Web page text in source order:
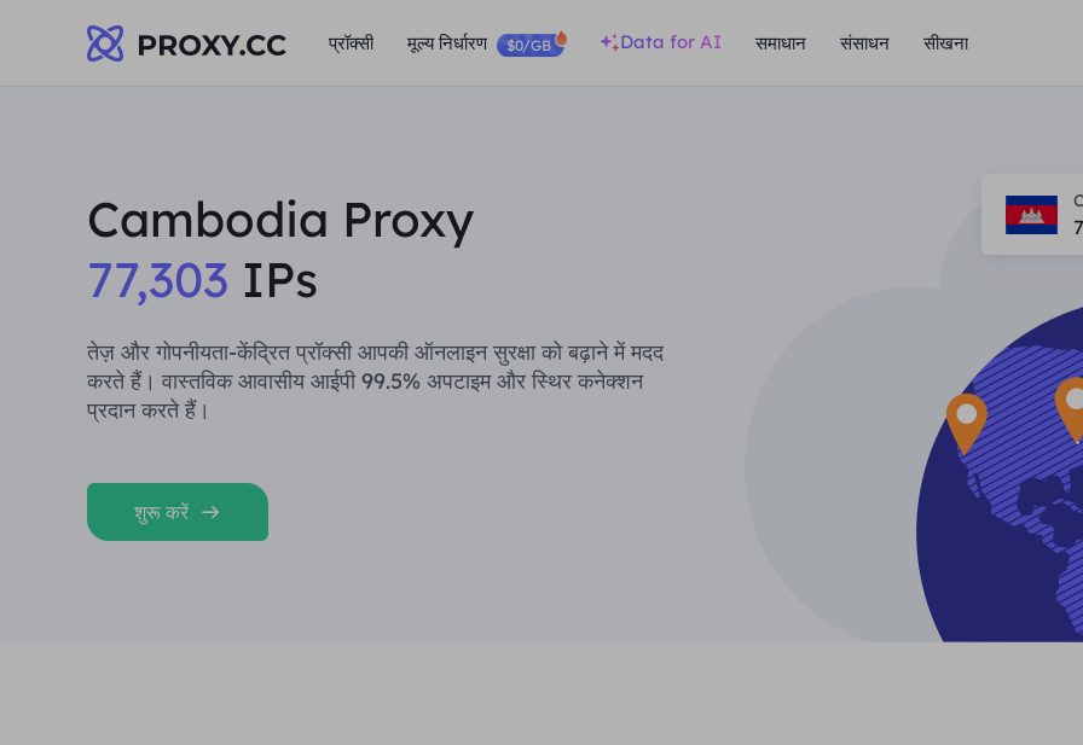
प्रॉक्सी मूल्य निर्धारण $0/GB Data for AI समाधान संसाधन सीखना
Cambodia Proxy
77,303 IPs
तेज़ और गोपनीयता-केंद्रित प्रॉक्सी आपकी ऑनलाइन सुरक्षा को बढ़ाने में मदद
करते हैं। वास्तविक आवासीय आईपी 99.5% अपटाइम और स्थिर कनेक्शन
प्रदान करते हैं।
शुरू करें